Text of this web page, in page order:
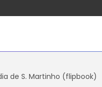
de S. Martinho (flipbook)